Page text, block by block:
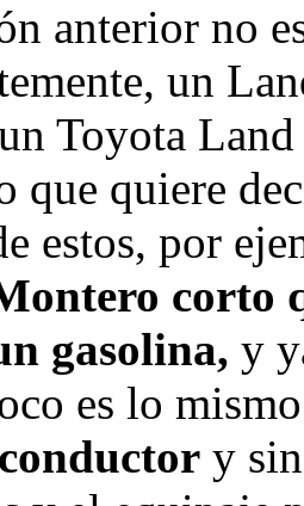
anterior no
un
Toyota
que quiere
estos, por
corto
gasolina, y
es lo
y